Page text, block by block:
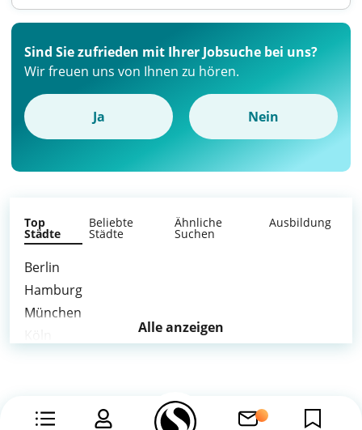
Sind Sie zufrieden mit Ihrer Jobsuche bei uns?
Wir freuen uns von Ihnen zu hören.
Ja Nein
Top
Städte
Beliebte
Städte
Ähnliche
Suchen
Ausbildung
Berlin
Hamburg
München
Dortmund
Alle anzeigen